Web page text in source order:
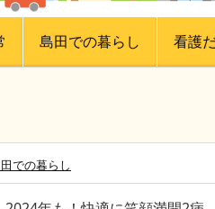
島田での暮らし 看護
での暮らし